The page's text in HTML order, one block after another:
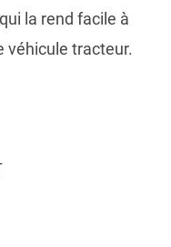
la rend facile à
véhicule tracteur.